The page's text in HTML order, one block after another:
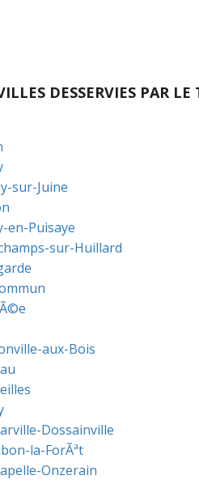
DESSERVIES PAR
sur-Juine
en-Puisaye
sur-Huillard
aux-Bois
Dossainville
la-ForÃªt
Onzerain